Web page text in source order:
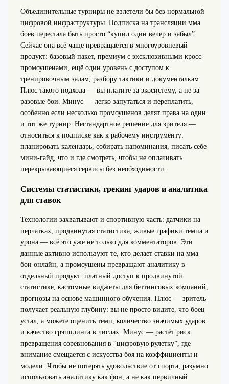
Объединительные турниры не взлетели бы без нормальной
цифровой инфраструктуры. Подписка на трансляции мма
боев перестала быть просто “купил один вечер и забыл”.
Сейчас она всё чаще превращается в многоуровневый
продукт: базовый пакет, премиум с эксклюзивными кросс-
промоушенами, ещё один уровень с доступом к
тренировочным залам, разбору тактики и документалкам.
Плюс такого подхода — вы платите за экосистему, а не за
разовые бои. Минус — легко запутаться и переплатить,
особенно если несколько промоушенов делят права на один
и тот же турнир. Нестандартное решение для зрителя —
относиться к подписке как к рабочему инструменту:
планировать календарь, собирать напоминания, писать себе
мини-гайд, что и где смотреть, чтобы не оплачивать
перекрывающиеся сервисы без необходимости.
Системы статистики, трекинг ударов и аналитика
для ставок
Технологии захватывают и спортивную часть: датчики на
перчатках, продвинутая статистика, живые графики темпа и
урона — всё это уже не только для комментаторов. Эти
данные активно используют те, кто делает ставки на мма
бои онлайн, а промоушены превращают аналитику в
отдельный продукт: платный доступ к продвинутой
статистике, кастомные виджеты для беттинговых компаний,
прогнозы на основе машинного обучения. Плюс — зритель
получает реальную глубину: вы не просто видите, что боец
устал, а можете оценить темп, количество значимых ударов
и качество грэпплинга в числах. Минус — растёт риск
превращения соревнования в “цифровую рулетку”, где
внимание смещается с искусства боя на коэффициенты и
модели. Чтобы не потерять удовольствие от спорта, разумно
использовать аналитику как фон, а не как первичный